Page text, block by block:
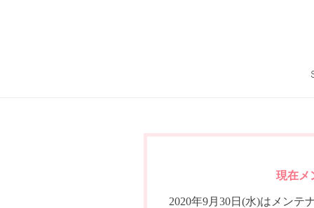
現在メ
2020年9月30日(水)はメンテ